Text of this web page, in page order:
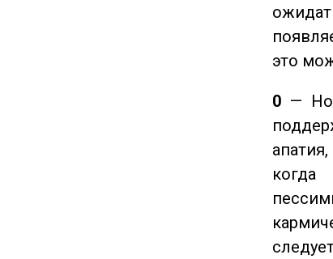
это
0 —